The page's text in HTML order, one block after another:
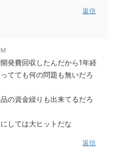
返信
発費回収したんだから1年経
てても何の問題も無いだろ
の資金繰りも出来てるだろ
しては大ヒットだな
返信